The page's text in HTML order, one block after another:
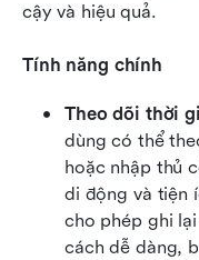
cậy và hiệu quả.
Tính năng chính
Theo dõi thời
dùng có thể
hoặc nhập thủ
di động và tiện
cho phép ghi
cách dễ dàng,